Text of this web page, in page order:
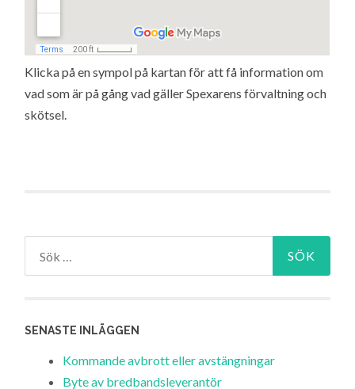
Klicka på en sympol på kartan för att få information om
vad som är på gång vad gäller Spexarens förvaltning och
skötsel.
SENASTE INLÄGGEN
Kommande avbrott eller avstängningar
Byte av bredbandsleverantör